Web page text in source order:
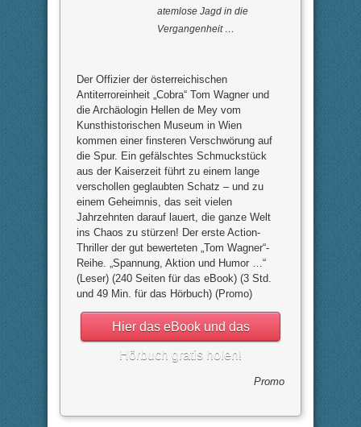
atemlose Jagd in die
Vergangenheit …
Der Offizier der österreichischen
Antiterroreinheit „Cobra“ Tom Wagner und
die Archäologin Hellen de Mey vom
Kunsthistorischen Museum in Wien
kommen einer finsteren Verschwörung auf
die Spur. Ein gefälschtes Schmuckstück
aus der Kaiserzeit führt zu einem lange
verschollen geglaubten Schatz – und zu
einem Geheimnis, das seit vielen
Jahrzehnten darauf lauert, die ganze Welt
ins Chaos zu stürzen! Der erste Action-
Thriller der gut bewerteten „Tom Wagner“-
Reihe. „Spannung, Aktion und Humor …“
(Leser) (240 Seiten für das eBook) (3 Std.
und 49 Min. für das Hörbuch) (Promo)
Hier das eBook und das
Hörbuch gratis holen!
Promo